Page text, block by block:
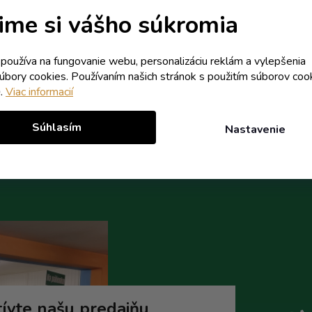
si vášho súkromia
na fungovanie webu, personalizáciu reklám a vylepšenia
cookies. Používaním našich stránok s použitím súborov
Viac informacií
Nastavenie
Súhlasím
0,87 € vrátane DPH
0,93 € (-24%)
Do košíka
0,76 € vrátane DPH
0,75 € (-17%)